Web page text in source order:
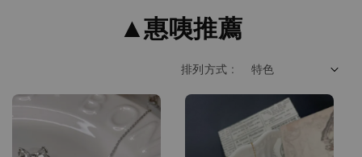
▲惠咦推薦
排列方式 :